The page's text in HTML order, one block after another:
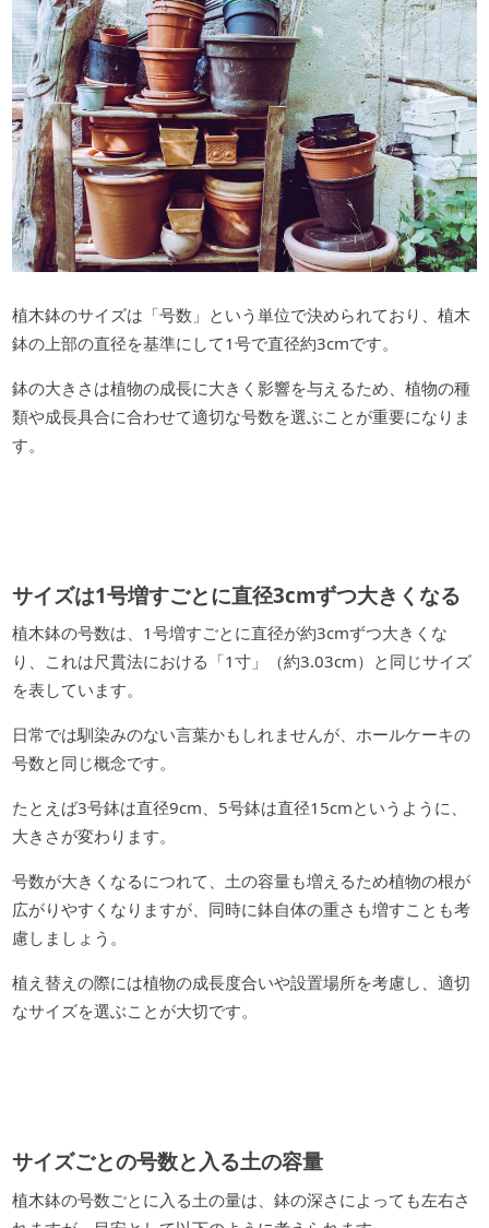
植木鉢のサイズは「号数」という単位で決められており、植木
鉢の上部の直径を基準にして1号で直径約3cmです。
鉢の大きさは植物の成長に大きく影響を与えるため、植物の種
類や成長具合に合わせて適切な号数を選ぶことが重要になりま
す。
サイズは1号増すごとに直径3cmずつ大きくなる
植木鉢の号数は、1号増すごとに直径が約3cmずつ大きくな
り、これは尺貫法における「1寸」（約3.03cm）と同じサイズ
を表しています。
日常では馴染みのない言葉かもしれませんが、ホールケーキの
号数と同じ概念です。
たとえば3号鉢は直径9cm、5号鉢は直径15cmというように、
大きさが変わります。
号数が大きくなるにつれて、土の容量も増えるため植物の根が
広がりやすくなりますが、同時に鉢自体の重さも増すことも考
慮しましょう。
植え替えの際には植物の成長度合いや設置場所を考慮し、適切
なサイズを選ぶことが大切です。
サイズごとの号数と入る土の容量
植木鉢の号数ごとに入る土の量は、鉢の深さによっても左右さ